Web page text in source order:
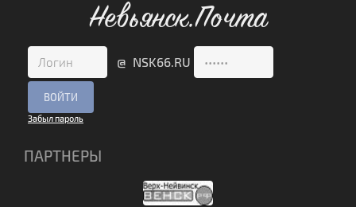
Невьянск.Почта
@ NSK66.RU
Забыл пароль
ПАРТНЕРЫ